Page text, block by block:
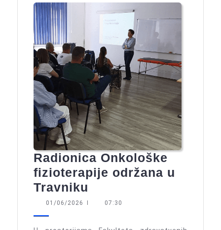
Radionica Onkološke
fizioterapije održana u
Travniku
Onkološke
01/06/2026 01/06/2026
I 07:30